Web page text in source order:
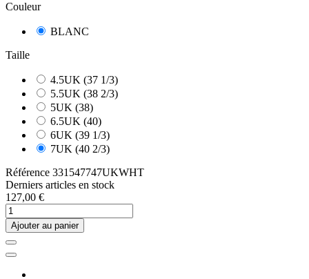
Couleur
BLANC
Taille
4.5UK (37 1/3)
5.5UK (38 2/3)
5UK (38)
6.5UK (40)
6UK (39 1/3)
7UK (40 2/3)
Référence 331547747UKWHT
Derniers articles en stock
127,00 €
Ajouter au panier